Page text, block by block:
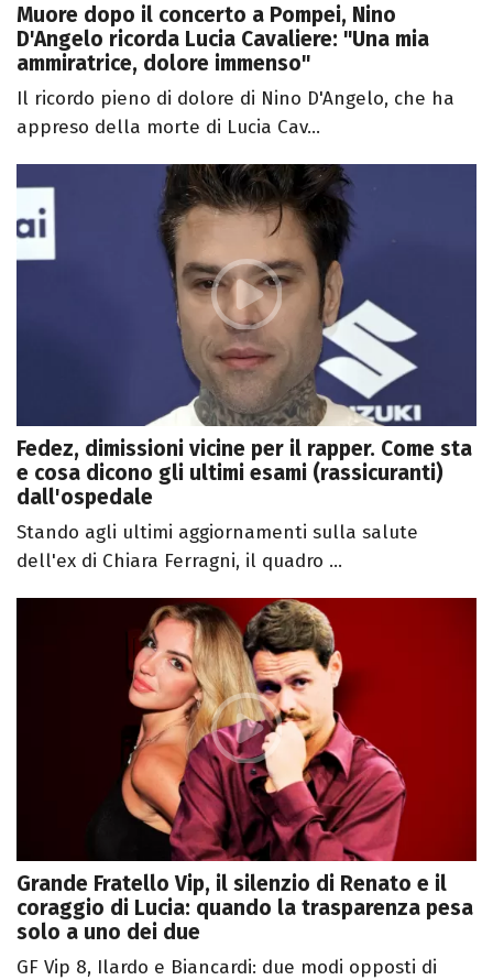
Muore dopo il concerto a Pompei, Nino
D'Angelo ricorda Lucia Cavaliere: "Una mia
ammiratrice, dolore immenso"
Il ricordo pieno di dolore di Nino D'Angelo, che ha
appreso della morte di Lucia Cav...
Fedez, dimissioni vicine per il rapper. Come sta
e cosa dicono gli ultimi esami (rassicuranti)
dall'ospedale
Stando agli ultimi aggiornamenti sulla salute
dell'ex di Chiara Ferragni, il quadro ...
Grande Fratello Vip, il silenzio di Renato e il
coraggio di Lucia: quando la trasparenza pesa
solo a uno dei due
GF Vip 8, Ilardo e Biancardi: due modi opposti di